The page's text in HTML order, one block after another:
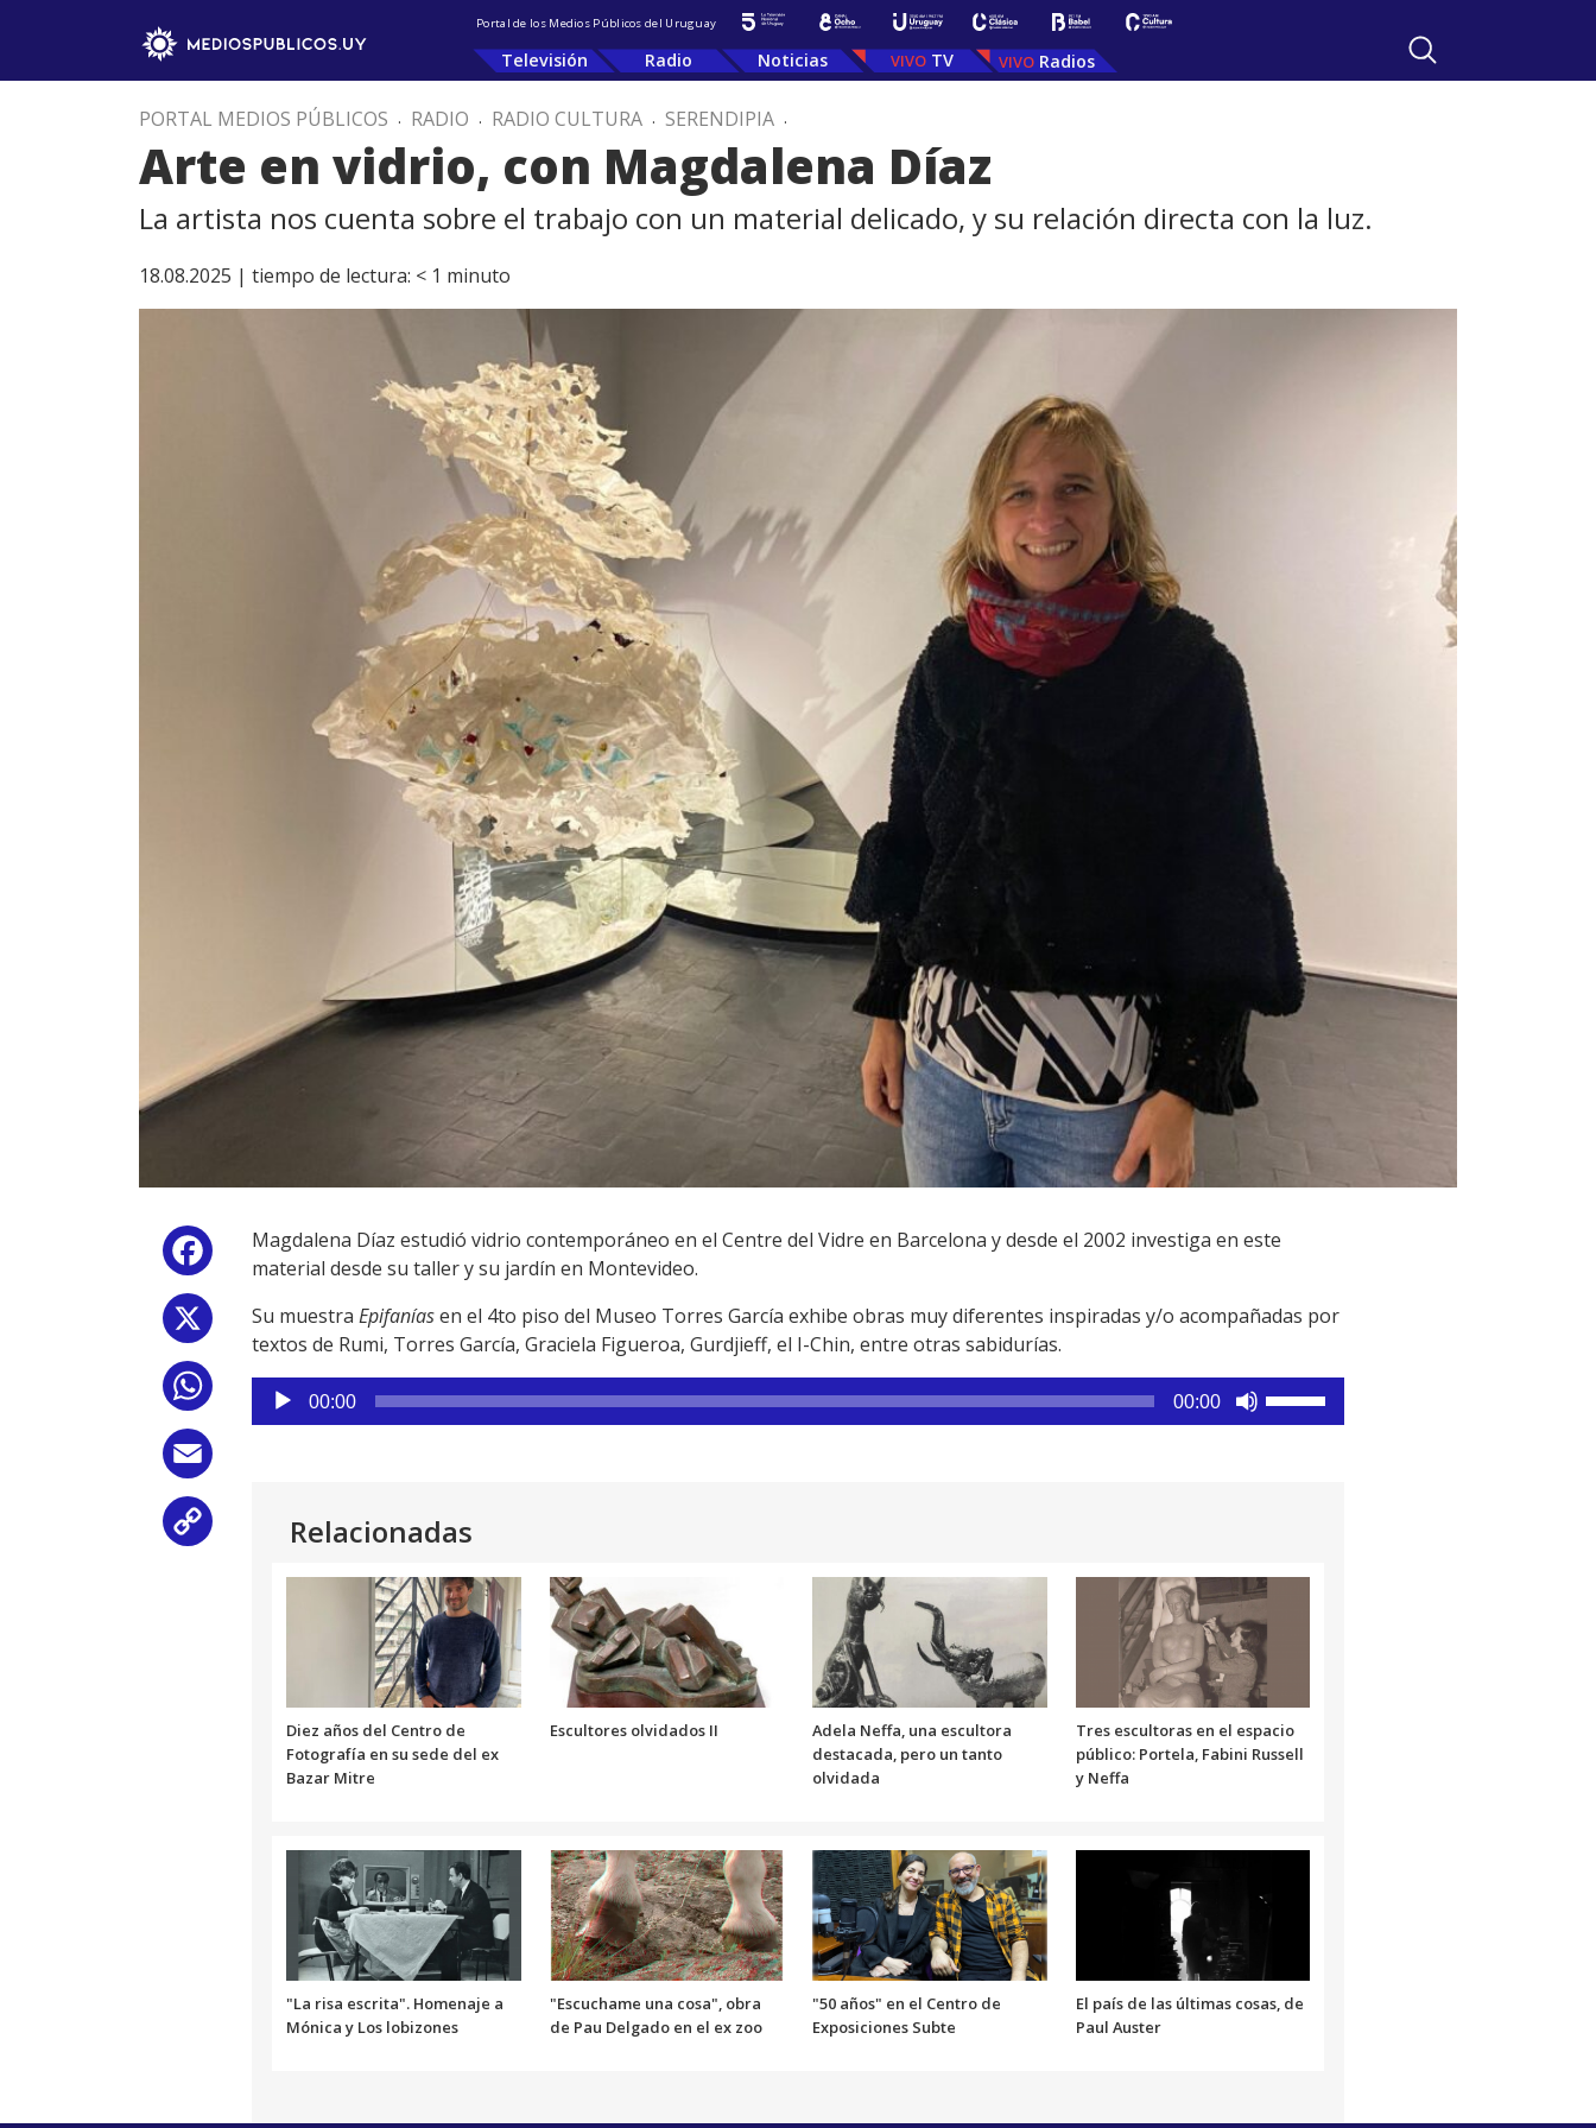
Portal de los Medios Públicos del Uruguay
Televisión Radio Noticias TV Radios
PORTAL MEDIOS PÚBLICOS . RADIO . RADIO CULTURA . SERENDIPIA .
Arte en vidrio, con Magdalena Díaz
La artista nos cuenta sobre el trabajo con un material delicado, y su relación directa con la luz.
18.08.2025 | tiempo de lectura: < 1 minuto
Facebook
WhatsApp
Magdalena Díaz estudió vidrio contemporáneo en el Centre del Vidre en Barcelona y desde el 2002 investiga en este
material desde su taller y su jardín en Montevideo.
Su muestra Epifaníasen el 4to piso del Museo Torres García exhibe obras muy diferentes inspiradas y/o acompañadas por
textos de Rumi, Torres García, Graciela Figueroa, Gurdjieff, el I-Chin, entre otras sabidurías.
Reproductor
de
00:00 00:00
aumentar
o
disminuir
el
volumen.
Relacionadas
Diez años del Centro de
Fotografía en su sede del ex
Bazar Mitre
Escultores olvidados II
Adela Neffa, una escultora
destacada, pero un tanto
olvidada
Tres escultoras en el espacio
público: Portela, Fabini Russell
y Neffa
"La risa escrita". Homenaje a
Mónica y Los lobizones
"Escuchame una cosa", obra
de Pau Delgado en el ex zoo
"50 años" en el Centro de
Exposiciones Subte
El país de las últimas cosas, de
Paul Auster